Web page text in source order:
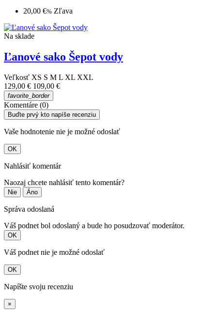
20,00 €% Zľava
Na sklade
Ľanové sako Šepot vody
Veľkosť XS S M L XL XXL
129,00 € 109,00 €
favorite_border
Komentáre (0)
Buďte prvý kto napíše recenziu
Vaše hodnotenie nie je možné odoslať
OK
Nahlásiť komentár
Naozaj chcete nahlásiť tento komentár?
Nie Áno
Správa odoslaná
Váš podnet bol odoslaný a bude ho posudzovať moderátor.
OK
Váš podnet nie je možné odoslať
OK
Napíšte svoju recenziu
×